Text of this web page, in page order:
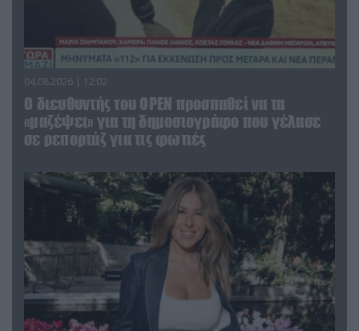
04.08.2026 | 12:02
O διευθυντής του OPEN προσπαθεί να τα
«μαζέψει» για τη δημοσιογράφο που γέλασε
σε ρεπορτάζ για τις φωτιές